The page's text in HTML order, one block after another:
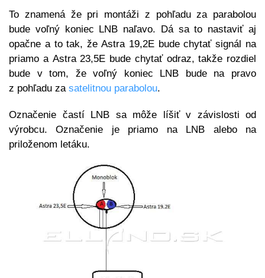
To znamená že pri montáži z pohľadu za parabolou
bude voľný koniec LNB naľavo. Dá sa to nastaviť aj
opačne a to tak, že Astra 19,2E bude chytať signál na
priamo a Astra 23,5E bude chytať odraz, takže rozdiel
bude v tom, že voľný koniec LNB bude na pravo
z pohľadu za satelitnou parabolou.
Označenie častí LNB sa môže líšiť v závislosti od
výrobcu. Označenie je priamo na LNB alebo na
priloženom letáku.